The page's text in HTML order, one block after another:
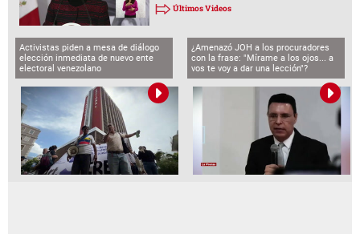
Últimos Videos
Activistas piden a mesa de diálogo
elección inmediata de nuevo ente
electoral venezolano
¿Amenazó JOH a los procuradores
con la frase: "Mírame a los ojos... a
vos te voy a dar una lección"?